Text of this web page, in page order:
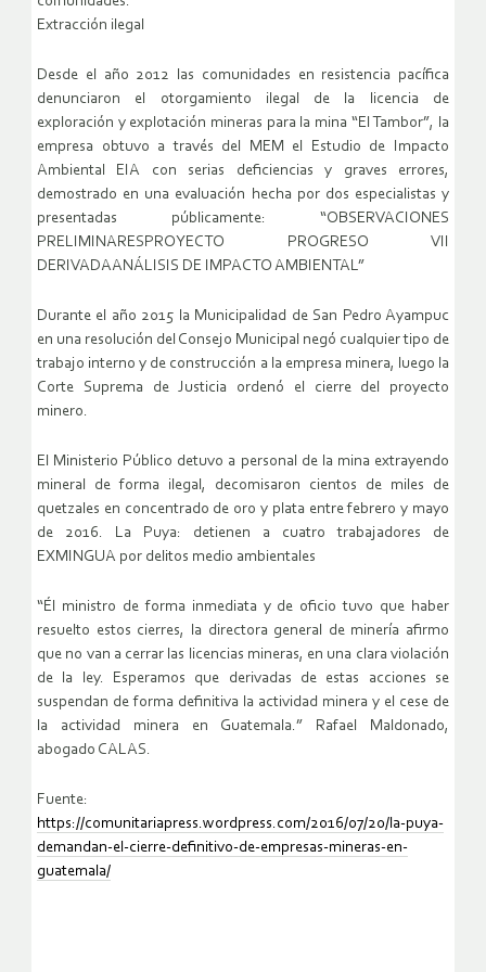
Extracción ilegal
Desde el año 2012 las comunidades en resistencia pacífica
denunciaron el otorgamiento ilegal de la licencia de
exploración y explotación mineras para la mina “El Tambor”, la
empresa obtuvo a través del MEM el Estudio de Impacto
Ambiental EIA con serias deficiencias y graves errores,
demostrado en una evaluación hecha por dos especialistas y
presentadas públicamente: “OBSERVACIONES
PRELIMINARESPROYECTO PROGRESO VII
DERIVADAANÁLISIS DE IMPACTO AMBIENTAL”
Durante el año 2015 la Municipalidad de San Pedro Ayampuc
en una resolución del Consejo Municipal negó cualquier tipo de
trabajo interno y de construcción a la empresa minera, luego la
Corte Suprema de Justicia ordenó el cierre del proyecto
minero.
El Ministerio Público detuvo a personal de la mina extrayendo
mineral de forma ilegal, decomisaron cientos de miles de
quetzales en concentrado de oro y plata entre febrero y mayo
de 2016. La Puya: detienen a cuatro trabajadores de
EXMINGUA por delitos medio ambientales
“Él ministro de forma inmediata y de oficio tuvo que haber
resuelto estos cierres, la directora general de minería afirmo
que no van a cerrar las licencias mineras, en una clara violación
de la ley. Esperamos que derivadas de estas acciones se
suspendan de forma definitiva la actividad minera y el cese de
la actividad minera en Guatemala.” Rafael Maldonado,
abogado CALAS.
Fuente:
https://comunitariapress.wordpress.com/2016/07/20/la-puya-
demandan-el-cierre-definitivo-de-empresas-mineras-en-
guatemala/